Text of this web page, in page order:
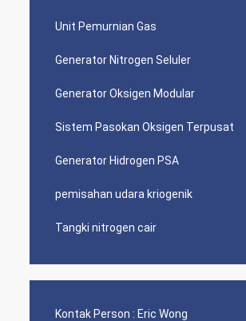
Unit Pemurnian Gas
Generator Nitrogen Seluler
Generator Oksigen Modular
Sistem Pasokan Oksigen Terpusat
Generator Hidrogen PSA
pemisahan udara kriogenik
Tangki nitrogen cair
Kontak Person : Eric Wong